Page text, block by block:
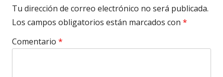
Tu dirección de correo electrónico no será publicada.
Los campos obligatorios están marcados con *
Comentario *